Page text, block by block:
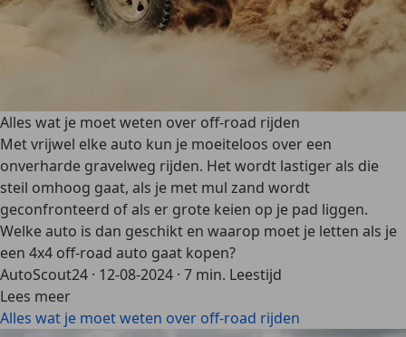
Alles wat je moet weten over off-road rijden
Met vrijwel elke auto kun je moeiteloos over een
onverharde gravelweg rijden. Het wordt lastiger als die
steil omhoog gaat, als je met mul zand wordt
geconfronteerd of als er grote keien op je pad liggen.
Welke auto is dan geschikt en waarop moet je letten als je
een 4x4 off-road auto gaat kopen?
AutoScout24 · 12-08-2024 · 7 min. Leestijd
Lees meer
Alles wat je moet weten over off-road rijden